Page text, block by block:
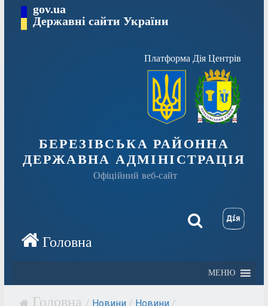
Перейтиgov.ua
Державні сайти України
Платформа Дія Центрів
БЕРЕЗІВСЬКА РАЙОННА
ДЕРЖАВНА АДМІНІСТРАЦІЯ
Офіційний веб-сайт
МЕНЮ
/ Новини / Новини /